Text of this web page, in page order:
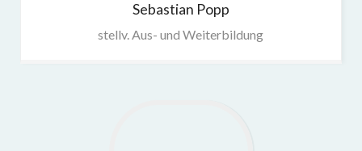
Sebastian Popp
stellv. Aus- und Weiterbildung